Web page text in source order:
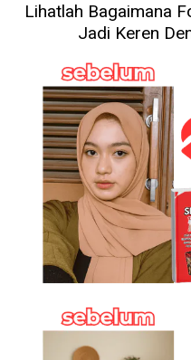
Lihatlah Bagaimana
Jadi Keren